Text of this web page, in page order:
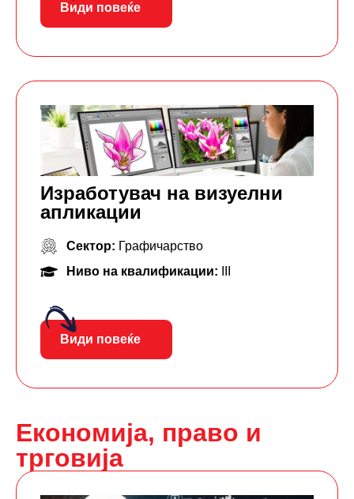
Види повеќе
Изработувач на визуелни
апликации
Сектор: Графичарство
Ниво на квалификации:
Види повеќе
Економија, право и
трговија